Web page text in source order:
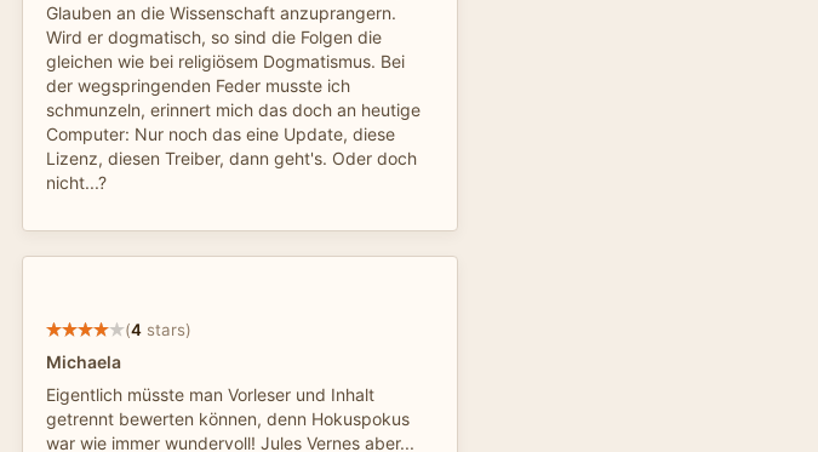
Glauben an die Wissenschaft anzuprangern.
Wird er dogmatisch, so sind die Folgen die
gleichen wie bei religiösem Dogmatismus. Bei
der wegspringenden Feder musste ich
schmunzeln, erinnert mich das doch an heutige
Computer: Nur noch das eine Update, diese
Lizenz, diesen Treiber, dann geht's. Oder doch
nicht...?
(4 stars)
Michaela
Eigentlich müsste man Vorleser und Inhalt
getrennt bewerten können, denn Hokuspokus
war wie immer wundervoll! Jules Vernes aber...